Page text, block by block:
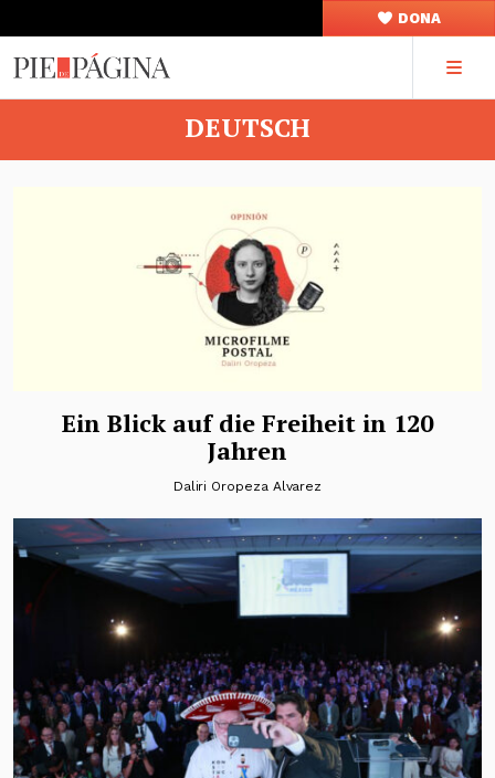
DONA
DEUTSCH
Ein Blick auf die Freiheit in 120
Jahren
Daliri Oropeza Alvarez